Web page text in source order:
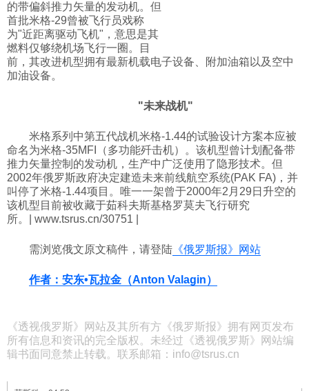
的带偏斜推力矢量的发动机。但
首批米格-29曾被飞行员戏称
为"近距离驱动飞机"，意思是其
燃料仅够绕机场飞行一圈。目
前，其改进机型拥有最新机载电子设备、附加油箱以及空中
加油设备。
"未来战机"
米格系列中第五代战机米格-1.44的试验设计方案本应被
命名为米格-35MFI（多功能歼击机）。该机型曾计划配备带
推力矢量控制的发动机，生产中广泛使用了隐形技术。但
2002年俄罗斯政府决定建造未来前线航空系统(PAK FA)，并
叫停了米格-1.44项目。唯一一架曾于2000年2月29日升空的
该机型目前被收藏于茹科夫斯基格罗莫夫飞行研究
所。
www.tsrus.cn/30751
需浏览俄文原文稿件，请登陆 《俄罗斯报》网站
作者：安东•瓦拉金（Anton Valagin）
《透视俄罗斯》网站及其所有方《俄罗斯报》拥有网页发布
所有信息和资讯的完全版权。未经过《透视俄罗斯》网站编
辑书面同意禁止转载。联系邮箱：info@tsrus.cn